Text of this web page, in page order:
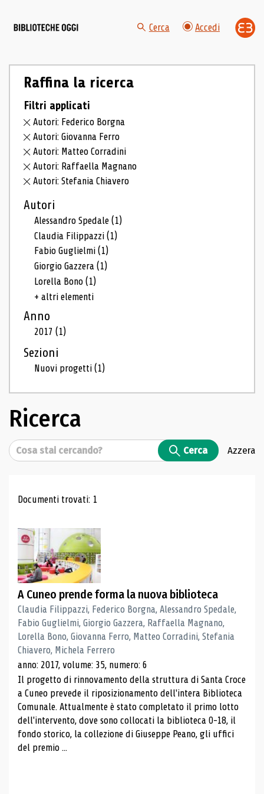
Cerca Accedi
Raffina la ricerca
Filtri applicati
Autori: Federico Borgna
Autori: Giovanna Ferro
Autori: Matteo Corradini
Autori: Raffaella Magnano
Autori: Stefania Chiavero
Autori
Alessandro Spedale(1)
Claudia Filippazzi(1)
Fabio Guglielmi(1)
Giorgio Gazzera(1)
Lorella Bono(1)
+ altri elementi
Anno
2017(1)
Sezioni
Nuovi progetti(1)
Ricerca
Cerca Cerca Azzera
Risultati di ricerca
Documenti trovati: 1
A Cuneo prende forma la nuova biblioteca
Claudia Filippazzi, Federico Borgna, Alessandro Spedale,
Fabio Guglielmi, Giorgio Gazzera, Raffaella Magnano,
Lorella Bono, Giovanna Ferro, Matteo Corradini, Stefania
Chiavero, Michela Ferrero
anno: 2017, volume: 35, numero: 6
Il progetto di rinnovamento della struttura di Santa Croce
a Cuneo prevede il riposizionamento dell'intera Biblioteca
Comunale. Attualmente è stato completato il primo lotto
dell'intervento, dove sono collocati la biblioteca 0-18, il
fondo storico, la collezione di Giuseppe Peano, gli uffici
del premio ...